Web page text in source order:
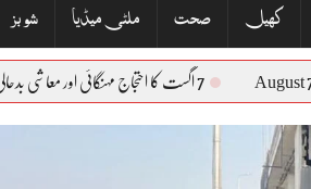
کھیل صحت ملٹی میڈیا شوبز
7 اگست کا احتجاج مہنگائی اور معاشی بدحالی سے متاثرہ عوام کی آواز بنے گا: نذیر جنجوعہ